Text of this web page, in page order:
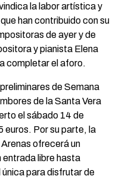
la labor artística y
han contribuido con su
de ayer y de
y pianista Elena
completar el aforo.
de Semana
de la Santa Vera
el sábado 14 de
euros. Por su parte, la
ofrecerá un
entrada libre hasta
para disfrutar de